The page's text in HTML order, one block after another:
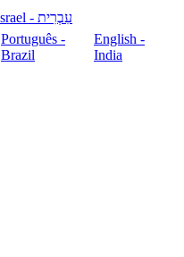
עִבְרִית - Israel
Português -
Brazil
English -
India